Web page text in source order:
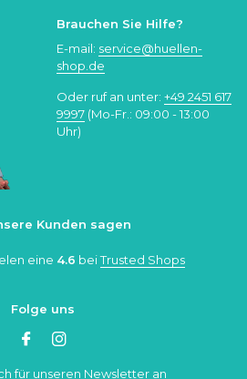
Brauchen Sie Hilfe?
E-mail: service@huellen-
shop.de
Oder ruf an unter: +49 2451 617
9997 (Mo-Fr.: 09:00 - 13:00
Uhr)
Kunden sagen
eine 4.6 beiTrusted Shops
Folge uns
für unseren Newsletter an